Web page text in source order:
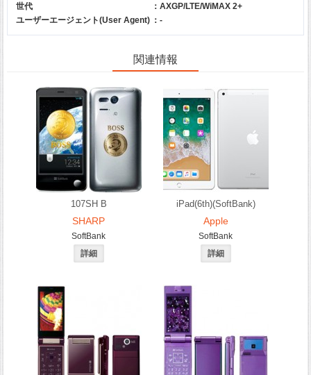
世代
：AXGP/LTE/WiMAX 2+
ユーザーエージェント(User Agent) ：-
関連情報
107SH B
SHARP
SoftBank
iPad(6th)(SoftBank)
Apple
SoftBank